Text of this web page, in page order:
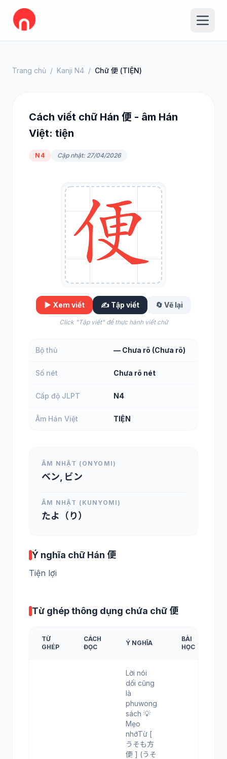
Trang chủ / Kanji N4 / Chữ 便 (TIỆN)
Cách viết chữ Hán 便 - âm Hán
Việt: tiện
N4 Cập nhật: 27/04/2026
▶️ Xem viết ✍️ Tập viết 🔄 Vẽ lại
Click "Tập viết" để thực hành viết chữ
Bộ thủ — Chưa rõ (Chưa rõ)
Số nét Chưa rõ nét
Cấp độ JLPT N4
Âm Hán Việt TIỆN
ÂM NHẬT (ONYOMI)
ベン, ビン
ÂM NHẬT (KUNYOMI)
たよ（り）
Ý nghĩa chữ Hán 便
Tiện lợi
Từ ghép thông dụng chứa chữ 便
TỪ
GHÉP
CÁCH
ĐỌC
Ý NGHĨA
BÀI
HỌC
Lời nói
dối cũng
là
phuwong
sách 💡
Mẹo
nhớTừ [
うそも方
便 ] (うそ